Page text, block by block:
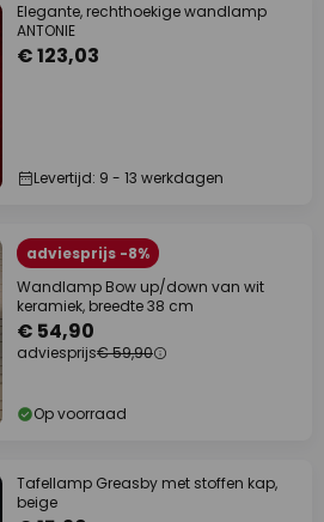
Elegante, rechthoekige wandlamp
ANTONIE
€ 123,03
Levertijd: 9 - 13 werkdagen
adviesprijs -8%
Wandlamp Bow up/down van wit
keramiek, breedte 38 cm
€ 54,90
adviesprijs€ 59,90
Op voorraad
Tafellamp Greasby met stoffen kap,
beige